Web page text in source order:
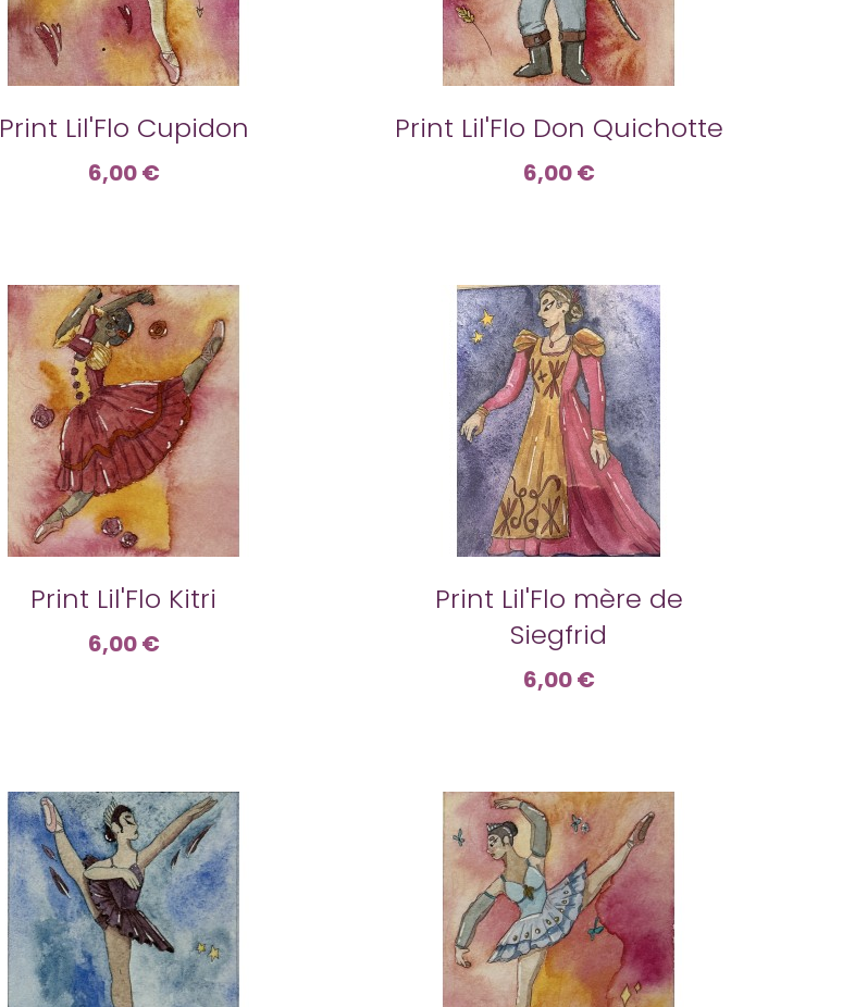
Print Lil'Flo Cupidon
6,00 €
Print Lil'Flo Don Quichotte
6,00 €
Print Lil'Flo Kitri
6,00 €
Print Lil'Flo mère de
Siegfrid
6,00 €